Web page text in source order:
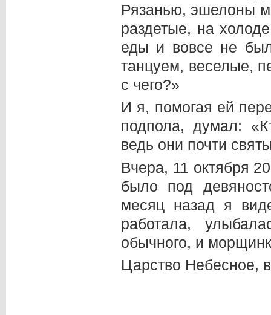
Рязанью, эшелоны
раздетые, на
еды и вовсе не
танцуем, веселые,
с чего?»
И я, помогая ей
подпола, думал:
ведь они почти
Вчера, 11 октября
было под
месяц назад я
работала,
обычного, и
Царство Небесное,